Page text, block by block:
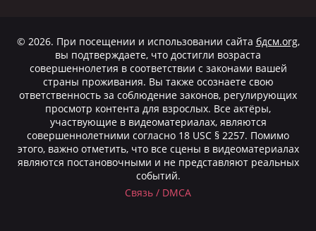
© 2026. При посещении и использовании сайта бдсм.org,
вы подтверждаете, что достигли возраста
совершеннолетия в соответствии с законами вашей
страны проживания. Вы также осознаете свою
ответственность за соблюдение законов, регулирующих
просмотр контента для взрослых. Все актёры,
участвующие в видеоматериалах, являются
совершеннолетними согласно 18 USC § 2257. Помимо
этого, важно отметить, что все сцены в видеоматериалах
являются постановочными и не представляют реальных
событий.
Cвязь / DMCA